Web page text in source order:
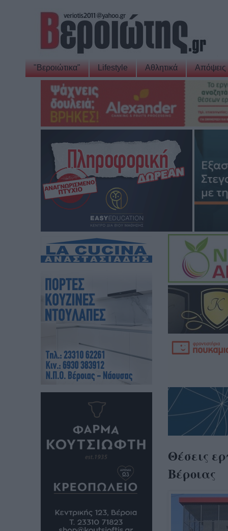
"Βεροιώτικα" Lifestyle Αθλητικά Απόψεις
Θέσεις
Βέροιας